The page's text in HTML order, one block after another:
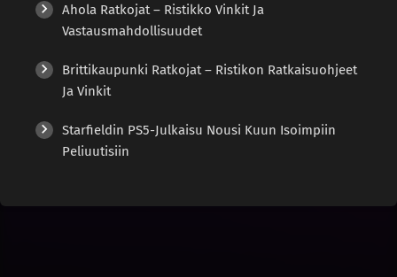
Ahola Ratkojat – Ristikko Vinkit Ja
Vastausmahdollisuudet
Brittikaupunki Ratkojat – Ristikon Ratkaisuohjeet
Ja Vinkit
Starfieldin PS5-Julkaisu Nousi Kuun Isoimpiin
Peliuutisiin